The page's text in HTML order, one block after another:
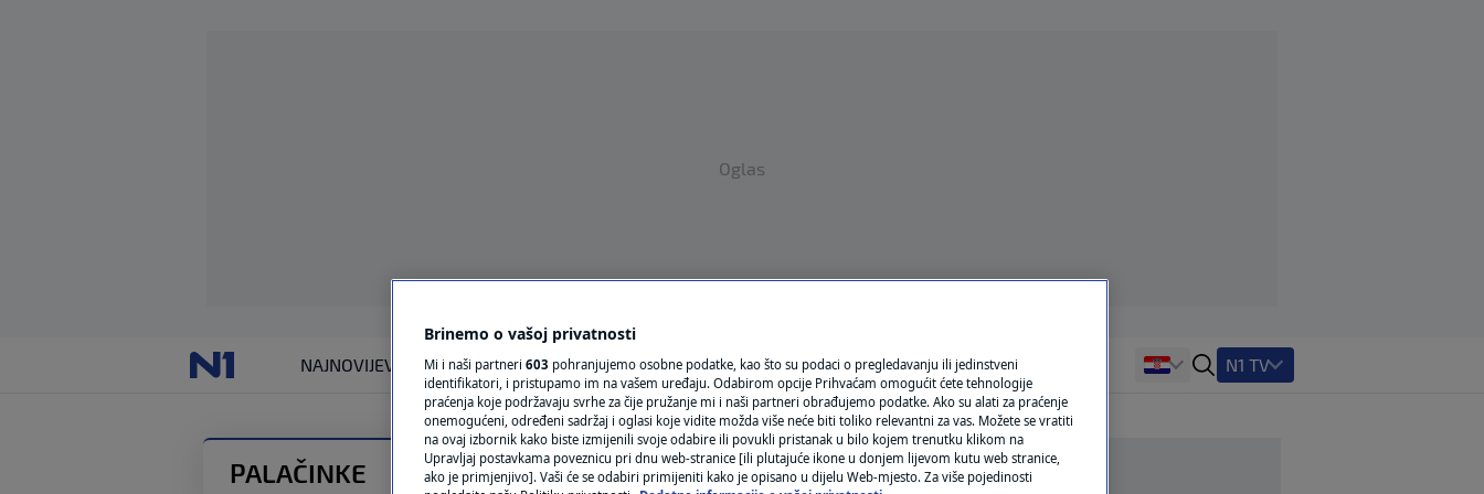
Oglas
NAJNOVIJEVIJESTI SVIJET
VRIJEME
N1 TEME
REGIJA
N1 TV
PALAČINKE
Brinemo o vašoj privatnosti
Mi i naši partneri 603 pohranjujemo osobne podatke, kao što su podaci o pregledavanju ili jedinstveni
identifikatori, i pristupamo im na vašem uređaju. Odabirom opcije Prihvaćam omogućit ćete tehnologije
praćenja koje podržavaju svrhe za čije pružanje mi i naši partneri obrađujemo podatke. Ako su alati za praćenje
onemogućeni, određeni sadržaj i oglasi koje vidite možda više neće biti toliko relevantni za vas. Možete se vratiti
na ovaj izbornik kako biste izmijenili svoje odabire ili povukli pristanak u bilo kojem trenutku klikom na
Upravljaj postavkama poveznicu pri dnu web-stranice [ili plutajuće ikone u donjem lijevom kutu web stranice,
ako je primjenjivo]. Vaši će se odabiri primijeniti kako je opisano u dijelu Web-mjesto. Za više pojedinosti